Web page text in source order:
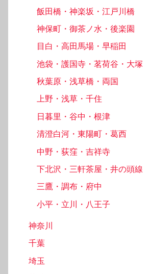
飯田橋・神楽坂・江戸川橋
神保町・御茶ノ水・後楽園
目白・高田馬場・早稲田
池袋・護国寺・茗荷谷・大塚
秋葉原・浅草橋・両国
上野・浅草・千住
日暮里・谷中・根津
清澄白河・東陽町・葛西
中野・荻窪・吉祥寺
下北沢・三軒茶屋・井の頭線
三鷹・調布・府中
小平・立川・八王子
神奈川
千葉
埼玉